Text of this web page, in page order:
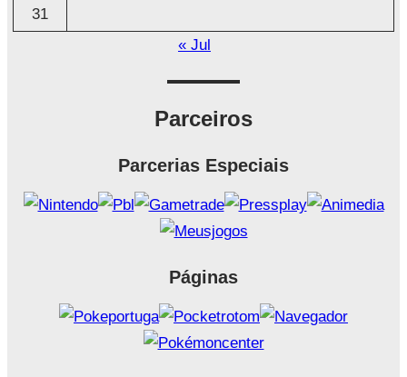
31
« Jul
Parceiros
Parcerias Especiais
Páginas